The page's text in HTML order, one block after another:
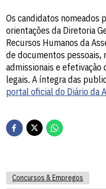
Os candidatos nomeados
orientações da Diretoria
Recursos Humanos da
de documentos pessoais,
admissionais e efetivação
legais. A íntegra das
portal oficial do Diário da
Concursos & Empregos